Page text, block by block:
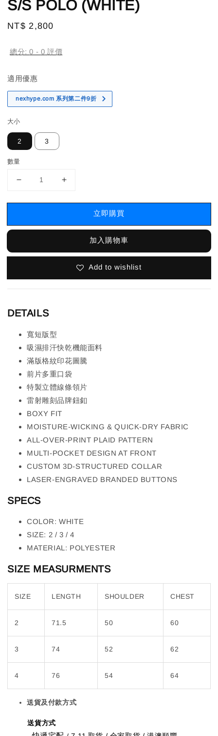
S/S POLO (WHITE)
Regular
NT$ 2,800
總分:0 - 0 評價
適用優惠
nexhype.com 系列第二件9折
大小
2 3
數量
立即購買
加入購物車
Add to wishlist
DETAILS
寬短版型
吸濕排汗快乾機能面料
滿版格紋印花圖騰
前片多重口袋
特製立體線條領片
雷射雕刻品牌鈕釦
BOXY FIT
MOISTURE-WICKING & QUICK-DRY FABRIC
ALL-OVER-PRINT PLAID PATTERN
MULTI-POCKET DESIGN AT FRONT
CUSTOM 3D-STRUCTURED COLLAR
LASER-ENGRAVED BRANDED BUTTONS
SPECS
COLOR: WHITE
SIZE: 2 / 3 / 4
MATERIAL: POLYESTER
SIZE MEASURMENTS
SIZE LENGTH SHOULDER CHEST
2 71.5 50 60
3 74 52 62
4 76 54 64
送貨及付款方式
送貨方式